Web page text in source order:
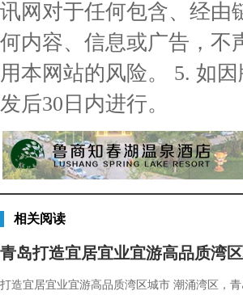
讯网对于任何包含、经由
何内容、信息或广告，不
用本网站的风险。 5. 如
发后30日内进行。
相关阅读
青岛打造宜居宜业宜游高品质湾
打造宜居宜业宜游高品质湾区城市 潮涌湾区，